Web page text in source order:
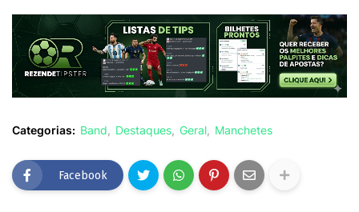
Categorias: Band Destaques Geral Manchetes
Facebook